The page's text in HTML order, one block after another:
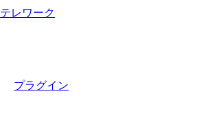
テレワーク
プラグイン